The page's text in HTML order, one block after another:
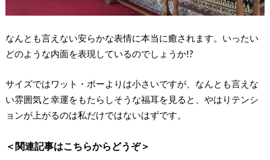
なんとも言えない安らかな表情に本当に癒されます。いったい
どのような内面を表現しているのでしょうか!?
サイズではワット・ポーよりは小さいですが、なんとも言えな
い雰囲気と幸運をもたらしそうな福耳を見ると、やはりテンシ
ョンが上がるのは私だけではないはずです。
＜関連記事はこちらからどうぞ＞